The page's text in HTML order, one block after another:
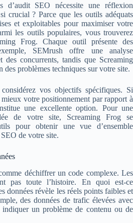
d’audit SEO nécessite une réflexion
crucial ? Parce que les outils adéquats
et exploitables pour maximiser votre
les outils populaires, vous trouverez
Frog. Chaque outil présente des
SEMrush offre une analyse
des concurrents, tandis que Screaming
des problèmes techniques sur votre site.
vos objectifs spécifiques. Si
votre positionnement par rapport à
une excellente option. Pour une
de votre site, Screaming Frog se
pour obtenir une vue d’ensemble
de votre site.
déchiffrer un code complexe. Les
pas toute l’histoire. En quoi est-ce
données révèle les réels points faibles et
des données de trafic élevées avec
un problème de contenu ou de